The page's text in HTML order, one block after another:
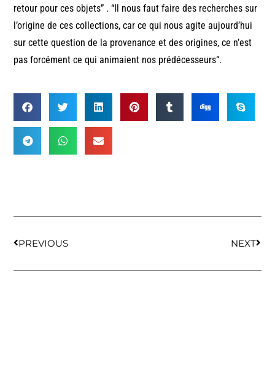
retour pour ces objets” . “Il nous faut faire des recherches sur
l’origine de ces collections, car ce qui nous agite aujourd’hui
sur cette question de la provenance et des origines, ce n’est
pas forcément ce qui animaient nos prédécesseurs“.
PREVIOUS NEXT